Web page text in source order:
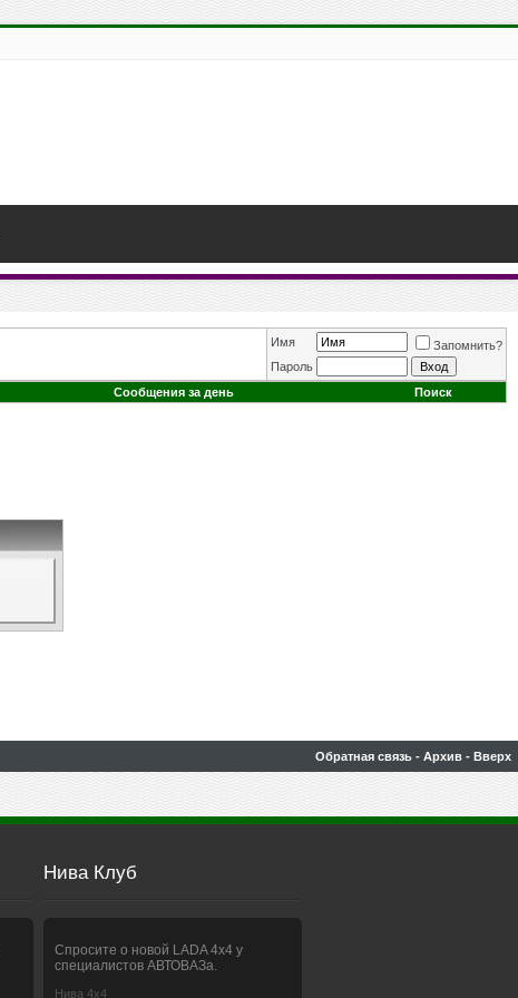
Имя
Запомнить?
Пароль
Сообщения за день Поиск
Обратная связь - Архив - Вверх
Нива Клуб
Спросите о новой LADA 4x4 у
специалистов АВТОВАЗа.
Нива 4х4